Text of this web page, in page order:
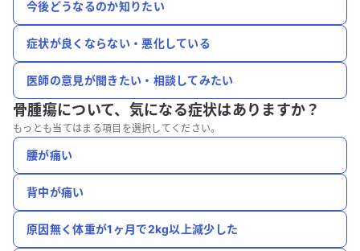
今後どうなるのか知りたい
症状が良くならない・悪化している
医師の意見が聞きたい・相談してみたい
骨腫瘍について、 気になる症状はありますか？
もっとも当てはまる項目を選択してください。
腰が痛い
背中が痛い
原因無く体重が1ヶ月で2kg以上減少した